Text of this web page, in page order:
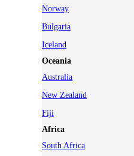
Norway
Bulgaria
Iceland
Oceania
Australia
New Zealand
Fiji
Africa
South Africa